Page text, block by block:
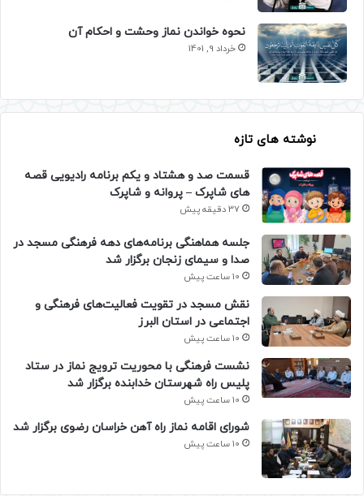
نحوه خواندن نماز وحشت و احکام آن
خرداد 9, 1401
نوشته های تازه
قسمت صد و هشتاد و یکم برنامه رادیویی قصه
های شاپرک – پروانه و شاپرک
37 دقیقه پیش
جلسه هماهنگی برنامه‌های دهه فرهنگی مسجد در
صدا و سیمای زنجان برگزار شد
10 ساعت پیش
نقش مسجد در تقویت فعالیت‌های فرهنگی و
اجتماعی در استان البرز
10 ساعت پیش
نشست فرهنگی با محوریت ترویج نماز در ستاد
پلیس راه شهرستان خدابنده برگزار شد
10 ساعت پیش
شورای اقامه نماز راه آهن خراسان رضوی برگزار شد
10 ساعت پیش